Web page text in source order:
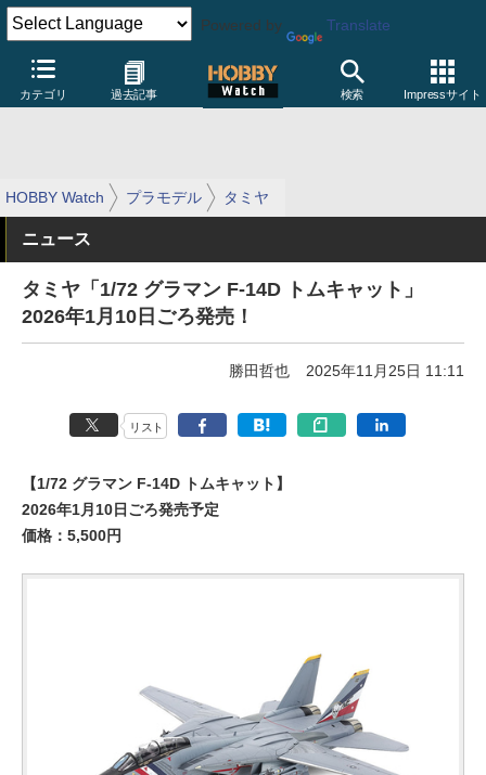
Powered by Translate
カテゴリ 過去記事 検索 Impressサイト
HOBBY Watch プラモデル タミヤ
ニュース
タミヤ「1/72 グラマン F-14D トムキャット」
2026年1月10日ごろ発売！
勝田哲也 2025年11月25日 11:11
リスト
【1/72 グラマン F-14D トムキャット】
2026年1月10日ごろ発売予定
価格：5,500円